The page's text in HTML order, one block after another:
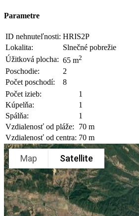
Parametre
ID nehnuteľnosti: HRIS2P
Lokalita:
Slnečné pobrežie
Úžitková plocha: 65 m2
Poschodie:
2
Počet poschodí:
8
Počet izieb:
1
Kúpelňa:
1
Spálňa:
1
Vzdialenosť od pláže:
70 m
Vzdialenosť od centra: 70 m
Map Satellite